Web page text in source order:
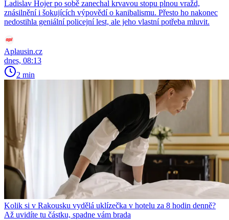
Ladislav Hojer po sobě zanechal krvavou stopu plnou vražd,
znásilnění i šokujících výpovědí o kanibalismu. Přesto ho nakonec
nedostihla geniální policejní lest, ale jeho vlastní potřeba mluvit.
Aplausin.cz
dnes, 08:13
2 min
Kolik si v Rakousku vydělá uklízečka v hotelu za 8 hodin denně?
Až uvidíte tu částku, spadne vám brada